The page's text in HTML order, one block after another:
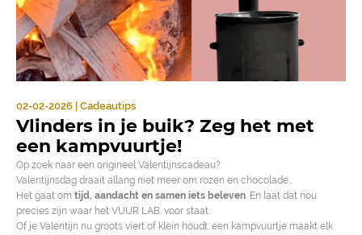
02-02-2026 | Cadeautips
Vlinders in je buik? Zeg het met
een kampvuurtje!
Op zoek naar een origineel Valentijnscadeau?
Valentijnsdag draait allang niet meer om rozen en chocolade…
Het gaat om tijd, aandacht en samen iets beleven. En laat dat nou
precies zijn waar het VUUR LAB. voor staat.
Of je Valentijn nu groots viert of klein houdt: een kampvuurtje maakt elk